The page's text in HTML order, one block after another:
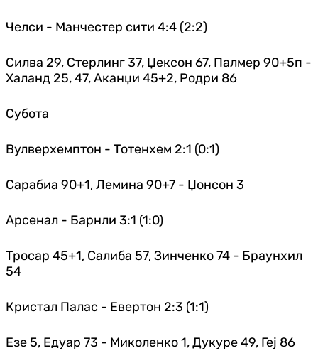
Челси - Манчестер сити 4:4 (2:2)
Силва 29, Стерлинг 37, Џексон 67, Палмер 90+5п -
Халанд 25, 47, Аканџи 45+2, Родри 86
Субота
Вулверхемптон - Тотенхем 2:1 (0:1)
Сарабиа 90+1, Лемина 90+7 - Џонсон 3
Арсенал - Барнли 3:1 (1:0)
Тросар 45+1, Салиба 57, Зинченко 74 - Браунхил
54
Кристал Палас - Евертон 2:3 (1:1)
Езе 5, Едуар 73 - Миколенко 1, Дукуре 49, Геј 86